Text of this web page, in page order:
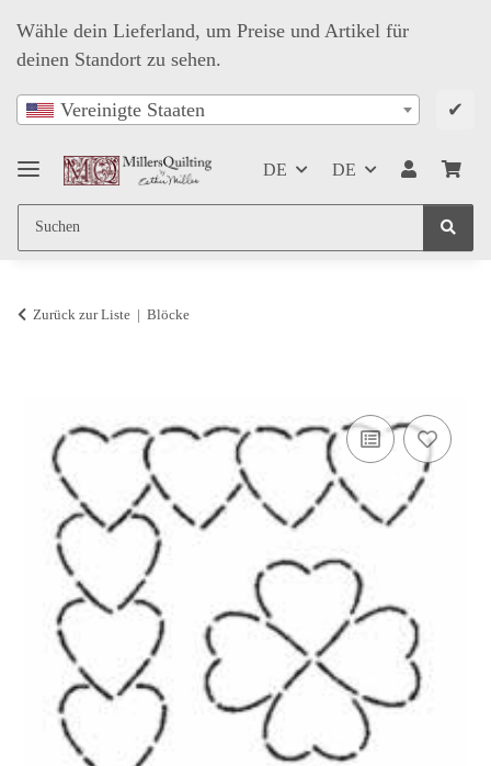
Wähle dein Lieferland, um Preise und Artikel für
deinen Standort zu sehen.
Vereinigte Staaten ✔
DE DE
Zurück zur Liste Blöcke